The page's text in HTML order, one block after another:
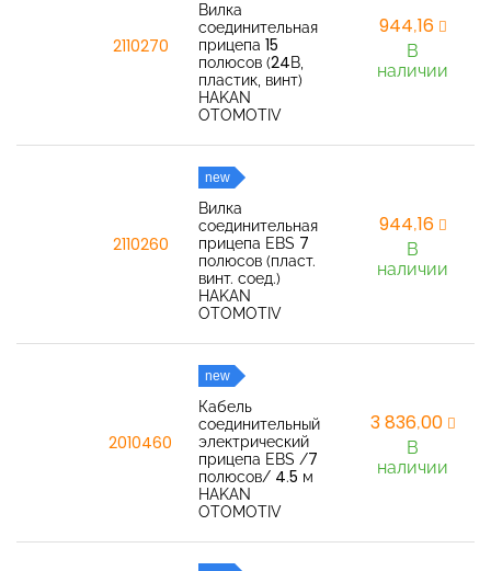
2110270
Вилка
соединительная
прицепа 15
полюсов (24В,
пластик, винт)
HAKAN
OTOMOTIV
944,16
В
наличии
2110260
new
Вилка
соединительная
прицепа EBS 7
полюсов (пласт.
винт. соед.)
HAKAN
OTOMOTIV
944,16
В
наличии
2010460
new
Кабель
соединительный
электрический
прицепа EBS /7
полюсов/ 4.5 м
HAKAN
OTOMOTIV
3 836,00
В
наличии